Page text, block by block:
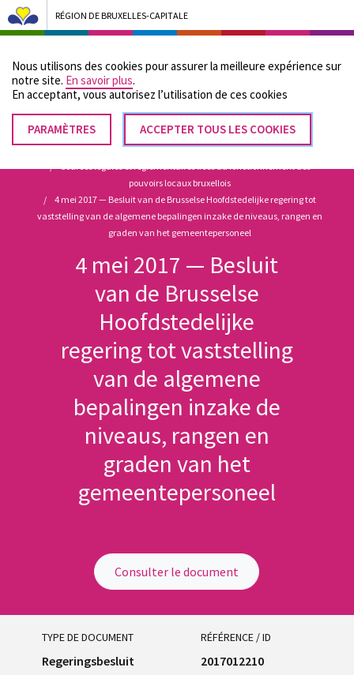
Nous utilisons des cookies pour assurer la meilleure expérience sur
notre site. En savoir plus.
En acceptant, vous autorisez lʼutilisation de ces cookies
PARAMÈTRES ACCEPTER TOUS LES COOKIES
RETIRER
LE
RÉGION DE BRUXELLES-CAPITALE
Bruxelles Pouvoirs Locaux - Aller à la page d'accueil
Menu
Fil
d'Ariane
Accueil
pouvoirs locaux bruxellois
4 mei 2017 — Besluit van de Brusselse Hoofdstedelijke regering tot
vaststelling van de algemene bepalingen inzake de niveaus, rangen en
graden van het gemeentepersoneel
4 mei 2017 — Besluit
van de Brusselse
Hoofdstedelijke
regering tot vaststelling
van de algemene
bepalingen inzake de
niveaus, rangen en
graden van het
gemeentepersoneel
Consulter le document
TYPE DE DOCUMENT
Regeringsbesluit
RÉFÉRENCE / ID
2017012210